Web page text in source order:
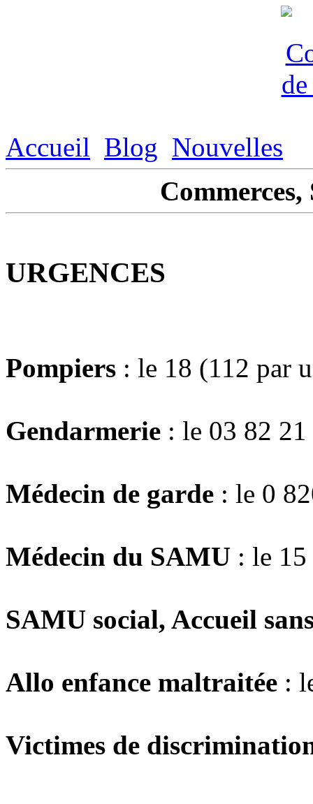
Accueil Blog Nouvelles
Commerces,
URGENCES
Pompiers : le 18 (112 par
Gendarmerie : le 03 82
Médecin de garde : le 0
Médecin du SAMU : le 15
SAMU social, Accueil
Allo enfance maltraitée :
Victimes de